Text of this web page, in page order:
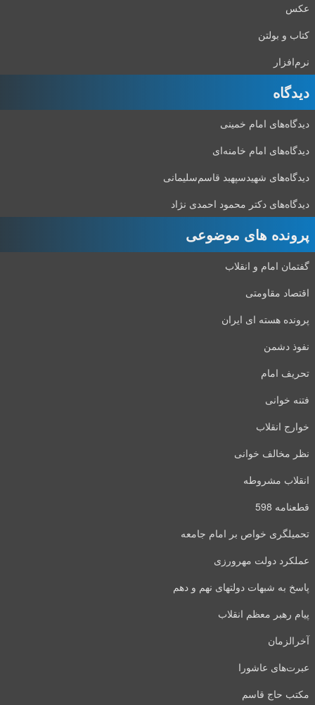
عکس
کتاب و بولتن
نرم‌افزار
دیدگاه‌
دیدگاه‌های امام خمینی
دیدگاه‌های امام خامنه‌ای
دیدگاه‌های شهید‌سپهبد قاسم‌سلیمانی
دیدگاه‌های دکتر محمود احمدی نژاد
پرونده های موضوعی
گفتمان امام و انقلاب
اقتصاد مقاومتی
پرونده هسته ای ایران
نفوذ دشمن
تحریف امام
فتنه خوانی
خوارج انقلاب
نظر مخالف خوانی
انقلاب مشروطه
قطعنامه 598
تحمیلگری خواص بر امام جامعه
عملکرد دولت مهرورزی
پاسخ به شبهات دولتهای نهم و دهم
پیام رهبر معظم انقلاب
آخرالزمان
عبرت‌های عاشورا
مکتب حاج قاسم